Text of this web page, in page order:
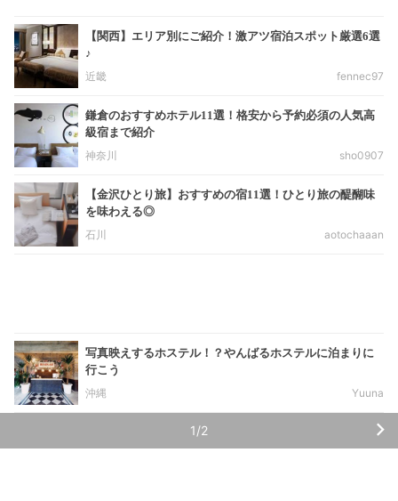
【関西】エリア別にご紹介！激アツ宿泊スポット厳選6選
♪
近畿
fennec97
鎌倉のおすすめホテル11選！格安から予約必須の人気高
級宿まで紹介
神奈川
sho0907
【金沢ひとり旅】おすすめの宿11選！ひとり旅の醍醐味
を味わえる◎
石川
aotochaaan
写真映えするホステル！？やんばるホステルに泊まりに
行こう
沖縄
Yuuna
1/2